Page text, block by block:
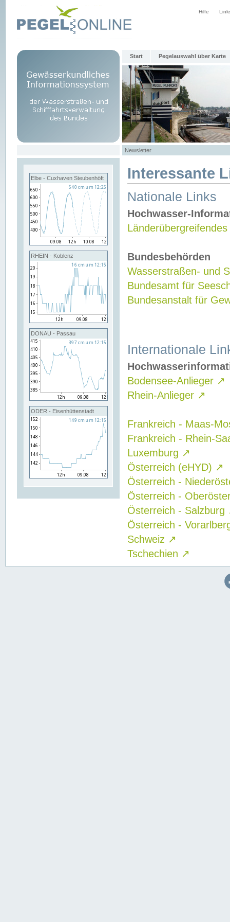
Hilfe
Start Pegelauswahl über Karte
Newsletter
Elbe - Cuxhaven Steubenhöft
RHEIN - Koblenz
DONAU - Passau
ODER - Eisenhüttenstadt
Interessante
Nationale Links
Hochwasser-
Bundesbehörden
Wasserstraßen- und
Bundesamt für
Bundesanstalt für
Internationale
Bodensee-Anlieger ↗
Rhein-Anlieger ↗
Frankreich - Maas-
Frankreich - Rhein-
Luxemburg ↗
Österreich (eHYD) ↗
Österreich -
Österreich -
Österreich - Salzburg
Österreich -
Schweiz ↗
Tschechien ↗